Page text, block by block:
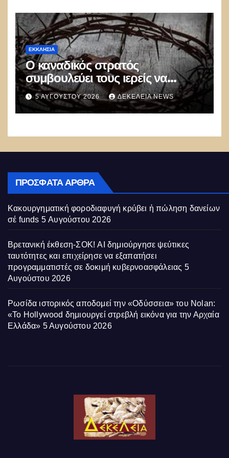
ΕΚΚΛΗΣΊΑ
Ο καναδικός στρατός
συμβουλεύει τους ιερείς να
αποφεύγουν τις προσευχές και
τις αναφορές στον Θεό
5 ΑΥΓΟΎΣΤΟΥ 2026 ΔΕΚΈΛΕΙΑ NEWS
ΠΡΌΣΦΑΤΑ ΆΡΘΡΑ
Κακουργηματική φοροδιαφυγή κρύβει ἡ πώληση δανείων
σέ funds 5 Αυγούστου 2026
Βρετανική έκθεση-ΣΟΚ! AI δημιούργησε ψεύτικες
ταυτότητες και επιχείρησε να εξαπατήσει
προγραμματιστές σε δοκιμή κυβερνοασφάλειας 5
Αυγούστου 2026
Ρωσίδα ιστορικός αποδομεί την «Οδύσσεια» του Nolan:
«Το Hollywood δημιουργεί στρεβλή εικόνα για την Αρχαία
Ελλάδα» 5 Αυγούστου 2026